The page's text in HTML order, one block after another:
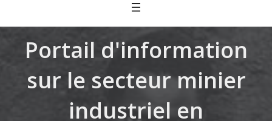
Portail d'information
sur le secteur minier
industriel en